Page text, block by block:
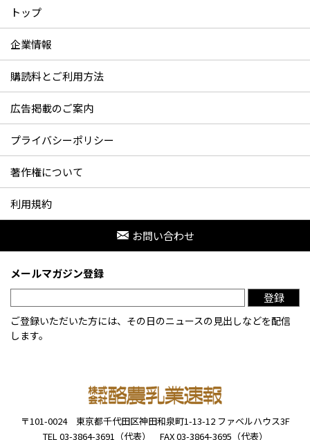
トップ
企業情報
購読料とご利用方法
広告掲載のご案内
プライバシーポリシー
著作権について
利用規約
お問い合わせ
〒101-0024 東京都千代田区神田和泉町1-13-12 ファベルハウス3F
TEL 03-3864-3691（代表）
FAX 03-3864-3695（代表）
メールマガジン登録
登録
ご登録いただいた方には、その日のニュースの見出しなどを配信
します。